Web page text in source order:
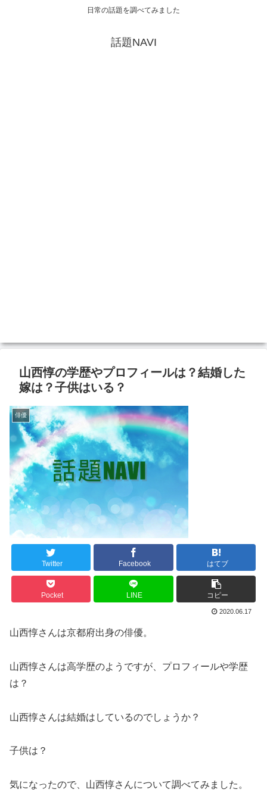
日常の話題を調べてみました
話題NAVI
山西惇の学歴やプロフィールは？結婚した
嫁は？子供はいる？
俳優
Twitter Facebook はてブ
Pocket LINE コピー
2020.06.17
山西惇さんは京都府出身の俳優。
山西惇さんは高学歴のようですが、プロフィールや学歴
は？
山西惇さんは結婚はしているのでしょうか？
子供は？
気になったので、山西惇さんについて調べてみました。